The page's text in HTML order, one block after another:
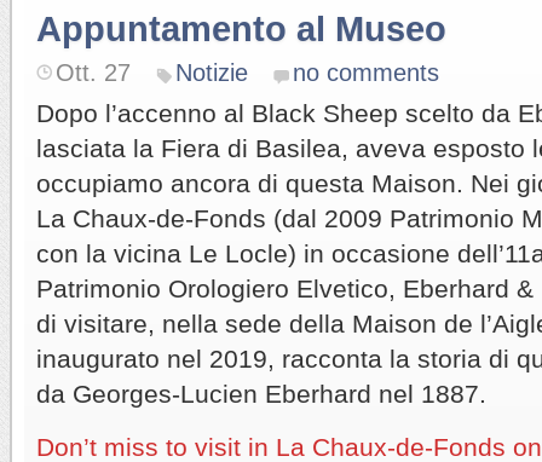
Appuntamento al Museo
Ott. 27 Notizie no comments
Dopo l’accenno al Black Sheep scelto da
lasciata la Fiera di Basilea, aveva esposto
occupiamo ancora di questa Maison. Nei
La Chaux-de-Fonds (dal 2009 Patrimonio
con la vicina Le Locle) in occasione
Patrimonio Orologiero Elvetico, Eberhard &
di visitare, nella sede della Maison de
inaugurato nel 2019, racconta la storia di
da Georges-Lucien Eberhard nel 1887.
Don’t miss to visit in La Chaux-de-Fonds